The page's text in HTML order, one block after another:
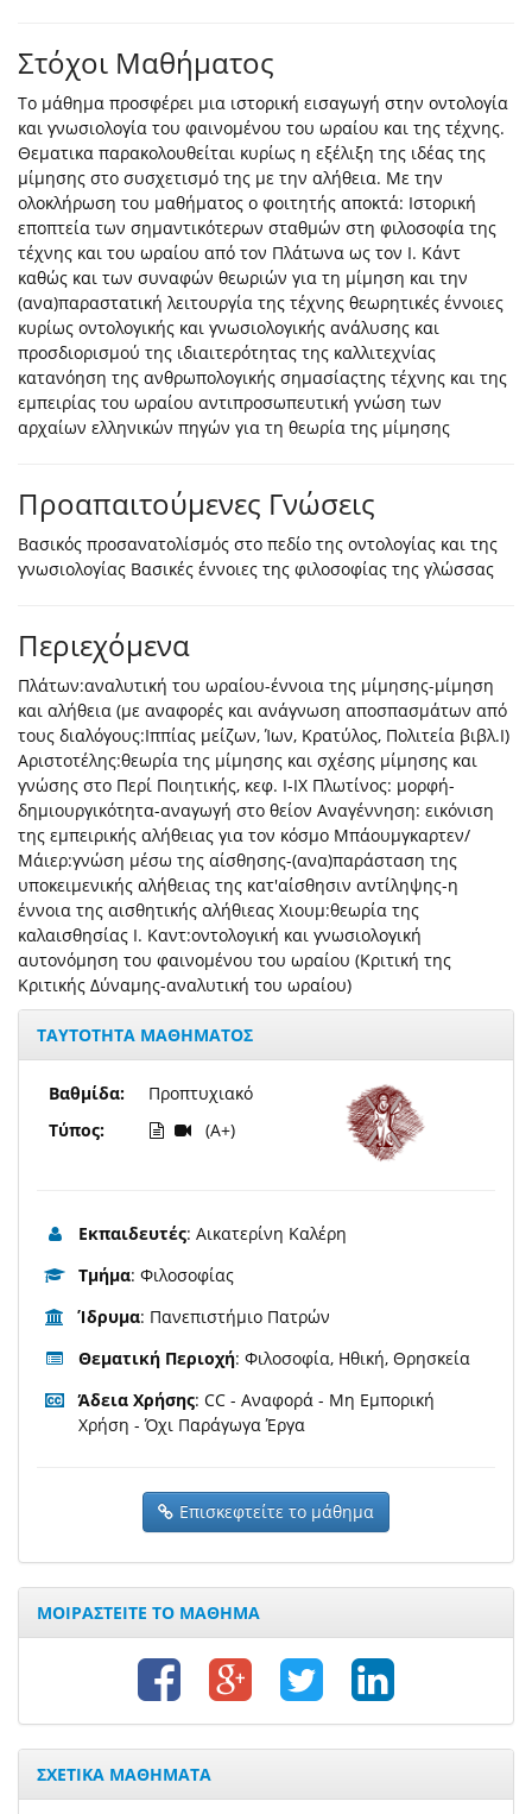
Στόχοι Μαθήματος
Το μάθημα προσφέρει μια ιστορική εισαγωγή στην οντολογία
και γνωσιολογία του φαινομένου του ωραίου και της τέχνης.
Θεματικα παρακολουθείται κυρίως η εξέλιξη της ιδέας της
μίμησης στο συσχετισμό της με την αλήθεια. Με την
ολοκλήρωση του μαθήματος ο φοιτητής αποκτά: Ιστορική
εποπτεία των σημαντικότερων σταθμών στη φιλοσοφία της
τέχνης και του ωραίου από τον Πλάτωνα ως τον Ι. Κάντ
καθώς και των συναφών θεωριών για τη μίμηση και την
(ανα)παραστατική λειτουργία της τέχνης θεωρητικές έννοιες
κυρίως οντολογικής και γνωσιολογικής ανάλυσης και
προσδιορισμού της ιδιαιτερότητας της καλλιτεχνίας
κατανόηση της ανθρωπολογικής σημασίαςτης τέχνης και της
εμπειρίας του ωραίου αντιπροσωπευτική γνώση των
αρχαίων ελληνικών πηγών για τη θεωρία της μίμησης
Προαπαιτούμενες Γνώσεις
Βασικός προσανατολίσμός στο πεδίο της οντολογίας και της
γνωσιολογίας Βασικές έννοιες της φιλοσοφίας της γλώσσας
Περιεχόμενα
Πλάτων:αναλυτική του ωραίου-έννοια της μίμησης-μίμηση
και αλήθεια (με αναφορές και ανάγνωση αποσπασμάτων από
τους διαλόγους:Ιππίας μείζων, Ίων, Κρατύλος, Πολιτεία βιβλ.Ι)
Αριστοτέλης:θεωρία της μίμησης και σχέσης μίμησης και
γνώσης στο Περί Ποιητικής, κεφ. Ι-ΙΧ Πλωτίνος: μορφή-
δημιουργικότητα-αναγωγή στο θείον Αναγέννηση: εικόνιση
της εμπειρικής αλήθειας για τον κόσμο Μπάουμγκαρτεν/
Μάιερ:γνώση μέσω της αίσθησης-(ανα)παράσταση της
υποκειμενικής αλήθειας της κατ'αίσθησιν αντίληψης-η
έννοια της αισθητικής αλήθιεας Χιουμ:θεωρία της
καλαισθησίας Ι. Καντ:οντολογική και γνωσιολογική
αυτονόμηση του φαινομένου του ωραίου (Κριτική της
Κριτικής Δύναμης-αναλυτική του ωραίου)
ΤΑΥΤΟΤΗΤΑ ΜΑΘΗΜΑΤΟΣ
Βαθμίδα:
Τύπος:
Προπτυχιακό
(A+)
Εκπαιδευτές: Αικατερίνη Καλέρη
Τμήμα: Φιλοσοφίας
Ίδρυμα: Πανεπιστήμιο Πατρών
Θεματική Περιοχή: Φιλοσοφία, Ηθική, Θρησκεία
Άδεια Χρήσης: CC - Αναφορά - Μη Εμπορική
Χρήση - Όχι Παράγωγα Έργα
Επισκεφτείτε το μάθημα
ΜΟΙΡΑΣΤΕΙΤΕ ΤΟ ΜΑΘΗΜΑ
ΣΧΕΤΙΚΑ ΜΑΘΗΜΑΤΑ